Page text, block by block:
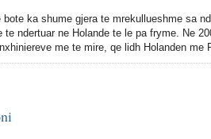
bote ka shume gjera te mrekullueshme sa
te ndertuar ne Holande te le pa fryme. Ne
me te mire, qe lidh Holanden me